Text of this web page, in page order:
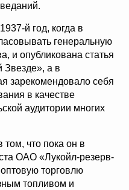
й год, когда в
генеральную
и опубликована статья
Звезде», а в
зарекомендовало себя
в качестве
аудитории многих
что пока он в
ОАО «Лукойл-резерв-
торговлю
топливом и